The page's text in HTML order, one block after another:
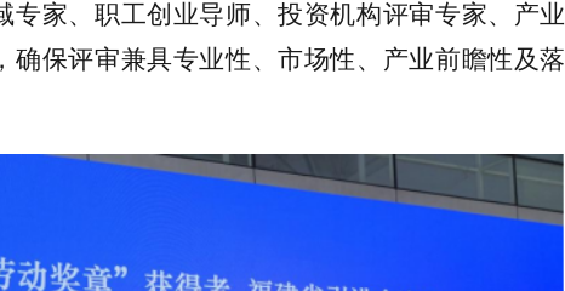
专家、职工创业导师、投资机构评审专家、产业
确保评审兼具专业性、市场性、产业前瞻性及落